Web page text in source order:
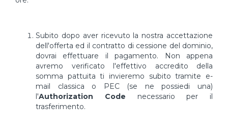
Subito dopo aver ricevuto la nostra accettazione
dell'offerta ed il contratto di cessione del dominio,
dovrai effettuare il pagamento. Non appena
avremo verificato l'effettivo accredito della
somma pattuita ti invieremo subito tramite e-
mail classica o PEC (se ne possiedi una)
l'Authorization Code necessario per il
trasferimento.